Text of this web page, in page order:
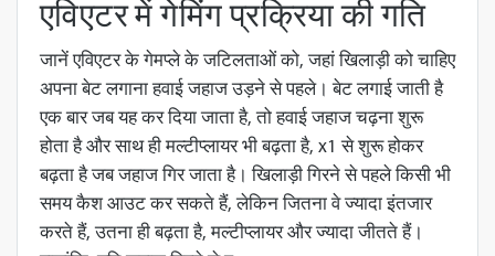
एविएटर में गेमिंग प्रक्रिया की गति
जानें एविएटर के गेमप्ले के जटिलताओं को, जहां खिलाड़ी को चाहिए
अपना बेट लगाना हवाई जहाज उड़ने से पहले। बेट लगाई जाती है
एक बार जब यह कर दिया जाता है, तो हवाई जहाज चढ़ना शुरू
होता है और साथ ही मल्टीप्लायर भी बढ़ता है, x1 से शुरू होकर
बढ़ता है जब जहाज गिर जाता है। खिलाड़ी गिरने से पहले किसी भी
समय कैश आउट कर सकते हैं, लेकिन जितना वे ज्यादा इंतजार
करते हैं, उतना ही बढ़ता है, मल्टीप्लायर और ज्यादा जीतते हैं।